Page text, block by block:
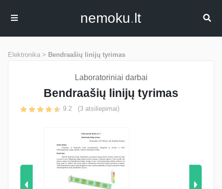
nemoku.lt
Elektronika > Bendraašių linijų tyrimas
Laboratoriniai darbai
Bendraašių linijų tyrimas
9.2 (3 atsiliepimai)